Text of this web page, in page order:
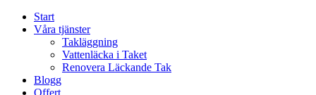
Start
Våra tjänster
Takläggning
Vattenläcka i Taket
Renovera Läckande Tak
Blogg
Offert